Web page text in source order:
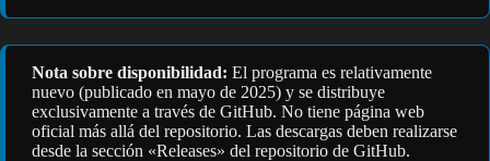
Nota sobre disponibilidad: El programa es relativamente
nuevo (publicado en mayo de 2025) y se distribuye
exclusivamente a través de GitHub. No tiene página web
oficial más allá del repositorio. Las descargas deben realizarse
desde la sección «Releases» del repositorio de GitHub.